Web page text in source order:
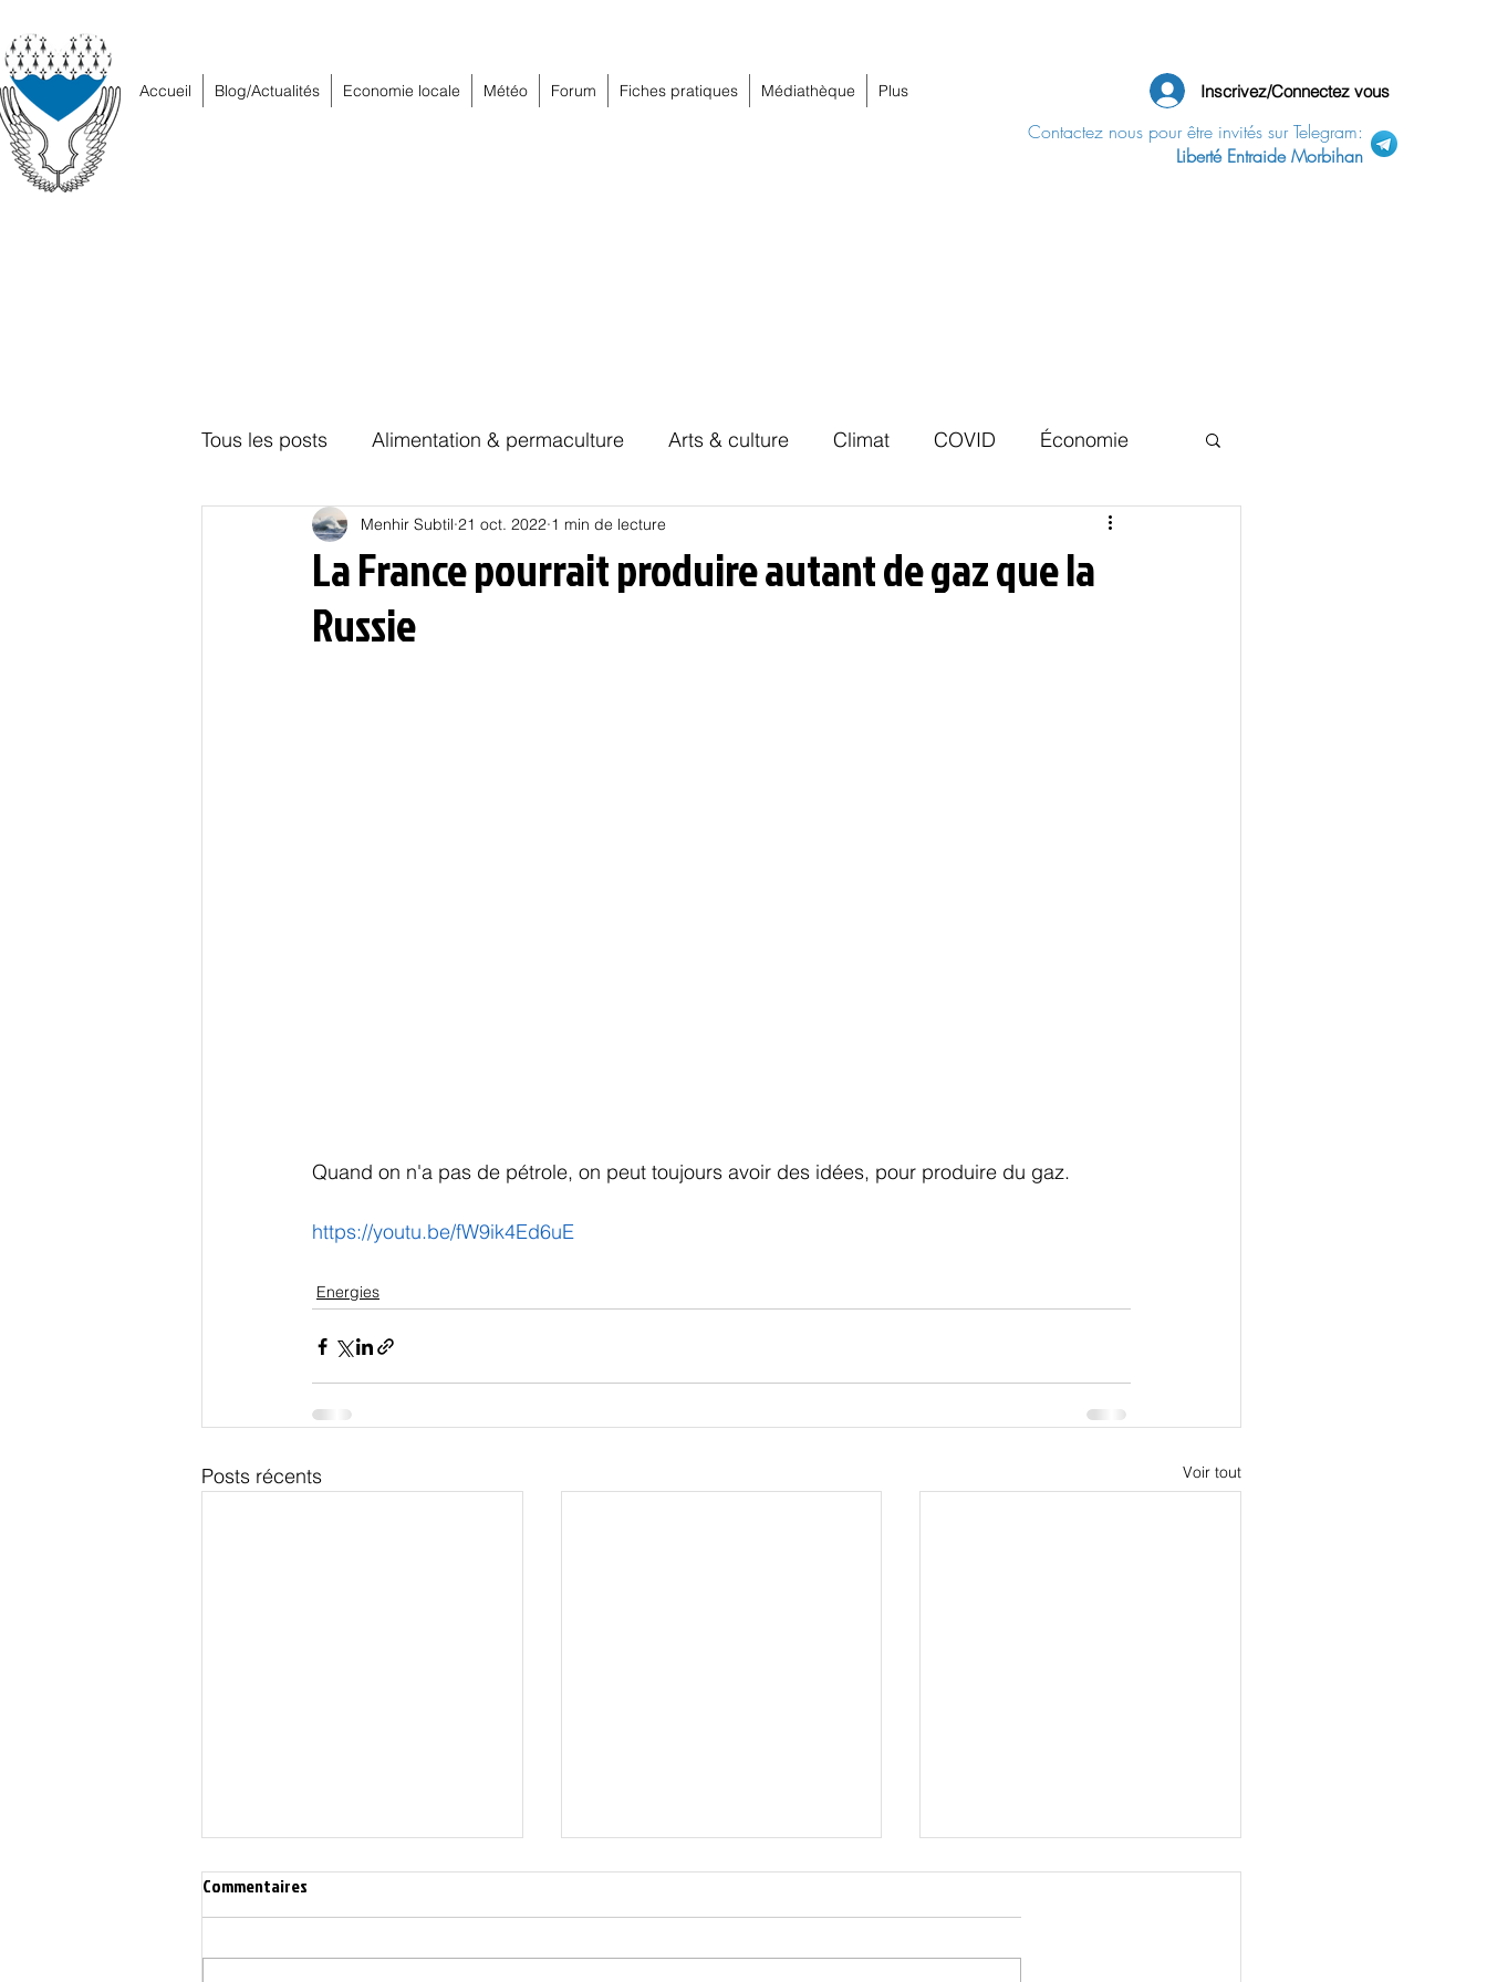
Accueil Blog/Actualités Economie locale Météo Forum Fiches pratiques Médiathèque Plus Inscrivez/Connectez vous
Contactez nous pour être invités sur Telegram:
Liberté Entraide Morbihan
Tous les posts Alimentation & permaculture Arts & culture Climat COVID Économie
Education Energies Habitat Hors piste Local
Oligarchie
La France pourrait produire autant de gaz que la
Russie
Menhir Subtil 21 oct. 2022 1 min de lecture
Quand on n'a pas de pétrole, on peut toujours avoir des idées, pour produire du gaz.
https://youtu.be/fW9ik4Ed6uE
Energies
Posts récents Voir tout
Commentaires